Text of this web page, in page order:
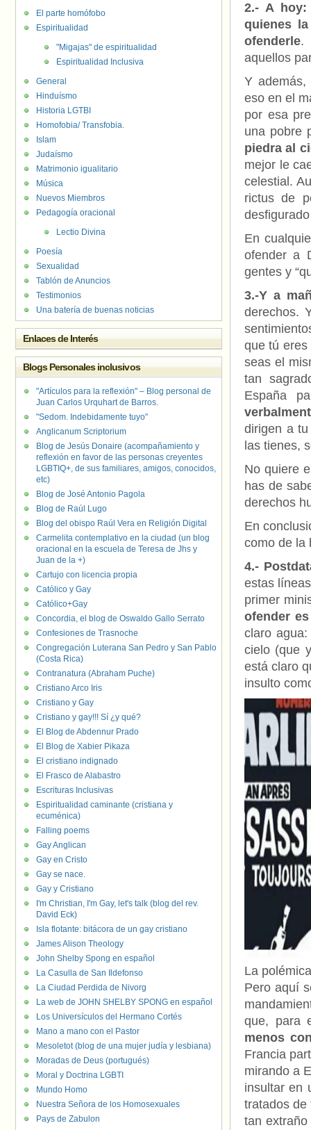
2.- A
quienes
ofenderle.
aquellos
Y además,
eso en el
por esa
una pobre
piedra al
mejor le
celestial.
rictus de
En
ofender a
gentes y
3.-Y a
derechos.
que tú
seas el
tan
España
dirigen a
las tienes,
No quiere
has de
derechos
En
como de la
4.-
estas
primer
ofender
claro
cielo (que
está claro
insulto
La
Pero aquí
que, para
menos
Francia
mirando a
insultar en
tratados de
tan
El parte homófobo
Espiritualidad
"Migajas" de espiritualidad
Espiritualidad Inclusiva
General
Hinduísmo
Historia LGTBI
Homofobia/ Transfobia.
Islam
Judaísmo
Matrimonio igualitario
Música
Nuevos Miembros
Pedagogía oracional
Lectio Divina
Poesía
Sexualidad
Tablón de Anuncios
Testimonios
Una batería de buenas noticias
Enlaces de Interés
Blogs Personales inclusivos
"Artículos para la reflexión" – Blog personal de
Juan Carlos Urquhart de Barros.
"Sedom. Indebidamente tuyo"
Anglicanum Scriptorium
Blog de Jesús Donaire (acompañamiento y
reflexión en favor de las personas creyentes
LGBTIQ+, de sus familiares, amigos, conocidos,
etc)
Blog de José Antonio Pagola
Blog de Raúl Lugo
Blog del obispo Raúl Vera en Religión Digital
Carmelita contemplativo en la ciudad (un blog
oracional en la escuela de Teresa de Jhs y
Juan de la +)
Cartujo con licencia propia
Católico y Gay
Católico+Gay
Concordia, el blog de Oswaldo Gallo Serrato
Confesiones de Trasnoche
Congregación Luterana San Pedro y San Pablo
(Costa Rica)
Contranatura (Abraham Puche)
Cristiano Arco Iris
Cristiano y Gay
Cristiano y gay!!! Sí ¿y qué?
El Blog de Abdennur Prado
El Blog de Xabier Pikaza
El cristiano indignado
El Frasco de Alabastro
Escrituras Inclusivas
Espiritualidad caminante (cristiana y
ecuménica)
Falling poems
Gay Anglican
Gay en Cristo
Gay se nace.
Gay y Cristiano
I'm Christian, I'm Gay, let's talk (blog del rev.
David Eck)
Isla flotante: bitácora de un gay cristiano
James Alison Theology
John Shelby Spong en español
La Casulla de San Ildefonso
La Ciudad Perdida de Nivorg
La web de JOHN SHELBY SPONG en español
Los Universículos del Hermano Cortés
Mano a mano con el Pastor
Mesoletot (blog de una mujer judía y lesbiana)
Moradas de Deus (portugués)
Moral y Doctrina LGBTI
Mundo Homo
Nuestra Señora de los Homosexuales
Pays de Zabulon